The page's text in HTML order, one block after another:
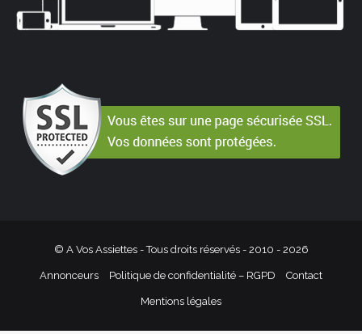
© A Vos Assiettes - Tous droits réservés - 2010 - 2026
Annonceurs Politique de confidentialité – RGPD Contact
Mentions légales